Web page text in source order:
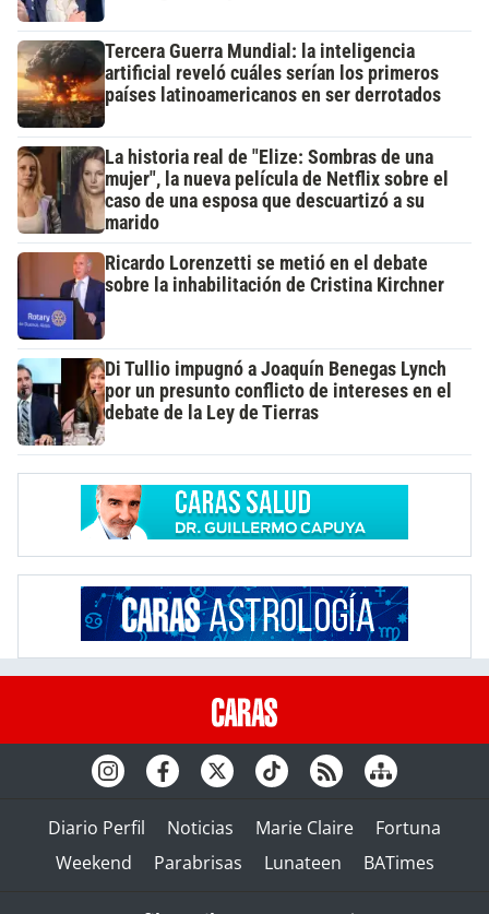
Tercera Guerra Mundial: la inteligencia
artificial reveló cuáles serían los primeros
países latinoamericanos en ser derrotados
La historia real de "Elize: Sombras de una
mujer", la nueva película de Netflix sobre el
caso de una esposa que descuartizó a su
marido
Ricardo Lorenzetti se metió en el debate
sobre la inhabilitación de Cristina Kirchner
Di Tullio impugnó a Joaquín Benegas Lynch
por un presunto conflicto de intereses en el
debate de la Ley de Tierras
Diario Perfil Noticias Marie Claire
Fortuna
Weekend
Parabrisas Lunateen BATimes